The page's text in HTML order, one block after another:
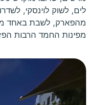
לים, לשוק לוינסקי,
מהפארק, לשבת באחד
מפינות החמד הרבות